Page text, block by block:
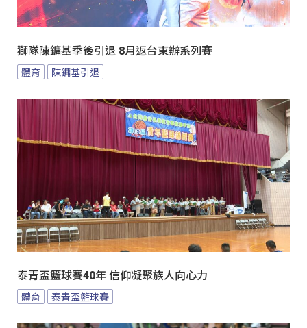
獅隊陳鏞基季後引退 8月返台東辦系列賽
體育 陳鏞基引退
泰青盃籃球賽40年 信仰凝聚族人向心力
體育 泰青盃籃球賽